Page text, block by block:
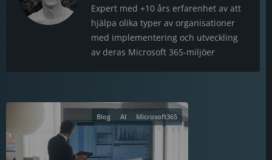
Expert med +10 års erfarenhet av att
hjälpa olika typer av organisationer
med implementering och utveckling
av deras Microsoft 365-miljöer
Microsoft365
AI
Blog